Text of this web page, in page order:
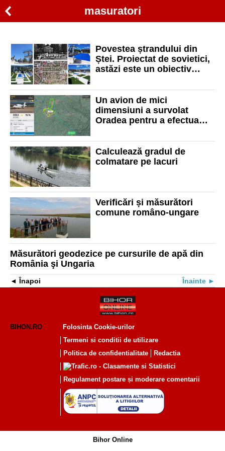
masuratori
Povestea ștrandului din
Ștei. Proiectat de sovietici,
astăzi este un obiectiv
europene
Un avion de mici
dimensiuni a survolat
Oradea pentru a efectua
aeroportului
Calculează gradul de
colmatare pe lacuri
Verificări și măsurători
comune româno-ungare
Măsurători geodezice pe cursurile de apă din
România şi Ungaria
Înapoi Înainte
BIHON.RO
Folosinta Cookie-urilor
Termeni si conditii de utilizare
Politica de confidentialitate
Redactia
Regulament postare și moderare comentarii
Bihor Online